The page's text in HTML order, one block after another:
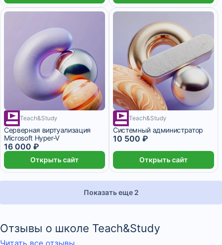
1 месяцTeach&Study
Серверная виртуализация
Microsoft Hyper-V
16 000 ₽
Открыть сайт
1 месяцTeach&Study
Системный администратор
10 500 ₽
Открыть сайт
Показать еще 2
Отзывы о школе Teach&Study